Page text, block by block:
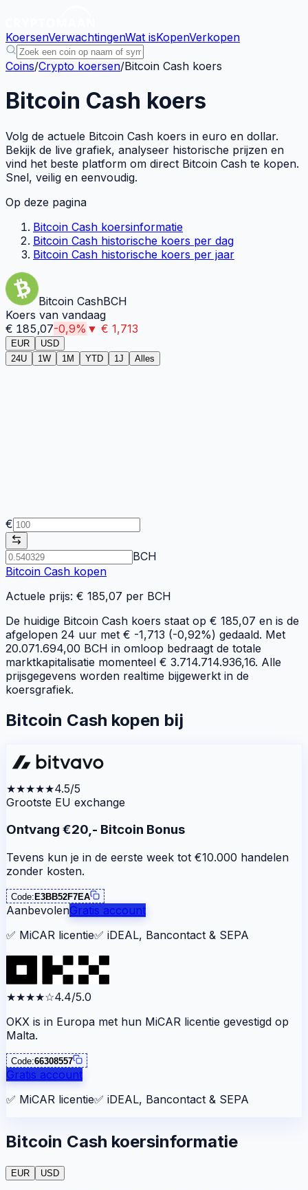
KoersenVerwachtingenWat isKopenVerkopen
Coins/Crypto koersen/Bitcoin Cash koers
Bitcoin Cash koers
Volg de actuele Bitcoin Cash koers in euro en dollar.
Bekijk de live grafiek, analyseer historische prijzen en
vind het beste platform om direct Bitcoin Cash te kopen.
Snel, veilig en eenvoudig.
Op deze pagina
Bitcoin Cash koersinformatie
Bitcoin Cash historische koers per dag
Bitcoin Cash historische koers per jaar
Bitcoin CashBCH
Koers van vandaag
€ 185,07-0,9% ▼ € 1,713
EUR
USD
24U
1W 1M YTD 1J Alles
€
BCH
Bitcoin Cash kopen
Actuele prijs: € 185,07 per BCH
De huidige Bitcoin Cash koers staat op € 185,07 en is de
afgelopen 24 uur met € -1,713 (-0,92%) gedaald. Met
20.071.694,00 BCH in omloop bedraagt de totale
marktkapitalisatie momenteel € 3.714.714.936,16. Alle
prijsgegevens worden realtime bijgewerkt in de
koersgrafiek.
Bitcoin Cash kopen bij
★★★★★4.5/5
Grootste EU exchange
Ontvang €20,- Bitcoin Bonus
Tevens kun je in de eerste week tot €10.000 handelen
zonder kosten.
Code: E3BB52F7EA
AanbevolenGratis account
✅ MiCAR licentie✅ iDEAL, Bancontact & SEPA
★★★★☆4.4/5.0
OKX is in Europa met hun MiCAR licentie gevestigd op
Malta.
Code:66308557
Gratis account
✅ MiCAR licentie✅ iDEAL, Bancontact & SEPA
Bitcoin Cash koersinformatie
EUR USD